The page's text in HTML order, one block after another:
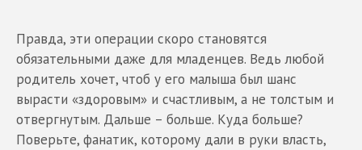
Правда, эти операции скоро становятся
обязательными даже для младенцев. Ведь любой
родитель хочет, чтоб у его малыша был шанс
вырасти «здоровым» и счастливым, а не толстым и
отвергнутым. Дальше – больше. Куда больше?
Поверьте, фанатик, которому дали в руки власть,